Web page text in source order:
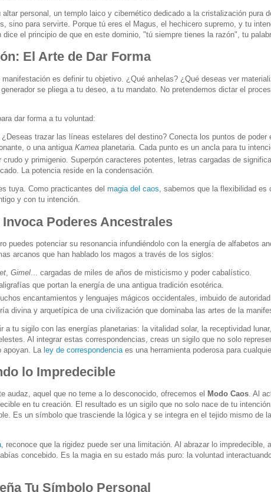
personal, un templo laico y cibernético dedicado a la cristalización pura
sino para servirte. Porque tú eres el Magus, el hechicero supremo, y tu
el principio de que en este dominio, "tú siempre tienes la razón", tu
El Arte de Dar Forma
es definir tu objetivo. ¿Qué anhelas? ¿Qué deseas ver
se pliega a tu deseo, a tu mandato. No pretendemos dictar el
dar forma a tu voluntad:
¿Deseas trazar las líneas estelares del destino? Conecta los puntos de poder
o una antigua Kamea planetaria. Cada punto es un ancla para tu
crudo y primigenio. Superpón caracteres potentes, letras cargadas de
La potencia reside en la condensación.
tuya. Como practicantes del magia del caos, sabemos que la flexibilidad es
y con tu intención.
Poderes Ancestrales
puedes potenciar su resonancia infundiéndolo con la energía de alfabetos
arcanos que han hablado los magos a través de los siglos:
Gimel ... cargadas de miles de años de misticismo y poder cabalístico.
que portan la energía de una antigua tradición esotérica.
encantamientos y lenguajes mágicos occidentales, imbuido de
divina y arquetípica de una civilización que dominaba las artes de la
a tu sigilo con las energías planetarias: la vitalidad solar, la receptividad
Al integrar estas correspondencias, creas un sigilo que no solo
apoyan. La ley de correspondenciaes una herramienta poderosa para
lo Impredecible
audaz, aquel que no teme a lo desconocido, ofrecemos el Modo Caos. Al
en tu creación. El resultado es un sigilo que no solo nace de tu
Es un símbolo que trasciende la lógica y se integra en el tejido mismo de
, reconoce que la rigidez puede ser una limitación. Al abrazar lo impredecible,
concebido. Es la magia en su estado más puro: la voluntad
Tu Símbolo Personal